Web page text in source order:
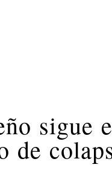
sigue
de